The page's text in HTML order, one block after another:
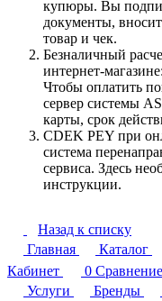
купюры. Вы
документы,
товар и чек.
Безналичный
интернет-
Чтобы оплатить
сервер системы
карты, срок
CDEK PEY при
система
сервиса. Здесь
инструкции.
Назад к списку
Главная
Каталог
Кабинет
0 Сравнение
Услуги
Бренды